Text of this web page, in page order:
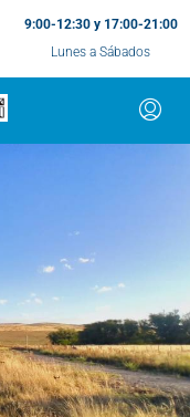
9:00-12:30 y 17:00-21:00
Lunes a Sábados